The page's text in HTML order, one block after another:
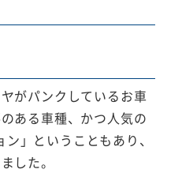
がパンクしているお車
ある車種、かつ人気の
」ということもあり、
した。